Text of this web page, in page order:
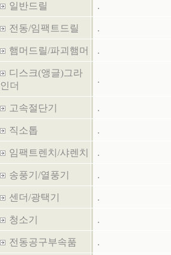
일반드릴 .
전동/임팩트드릴 .
햄머드릴/파괴햄머 .
디스크(앵글)그라
인더
.
고속절단기 .
직소톱 .
임팩트렌치/샤렌치 .
송풍기/열풍기 .
센더/광택기 .
청소기 .
전동공구부속품 .